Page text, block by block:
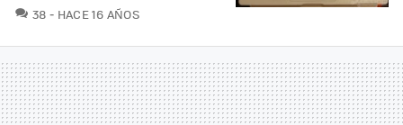
38 COMENTARIOS
HACE 16 AÑOS